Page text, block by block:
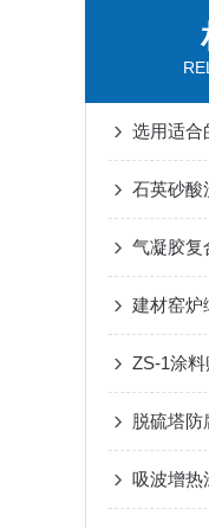
脱硫塔防